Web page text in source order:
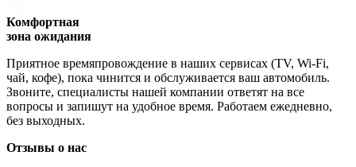
Комфортная
зона ожидания
Приятное времяпровождение в наших сервисах (TV, Wi-Fi,
чай, кофе), пока чинится и обслуживается ваш автомобиль.
Звоните, специалисты нашей компании ответят на все
вопросы и запишут на удобное время. Работаем ежедневно,
без выходных.
Отзывы о нас